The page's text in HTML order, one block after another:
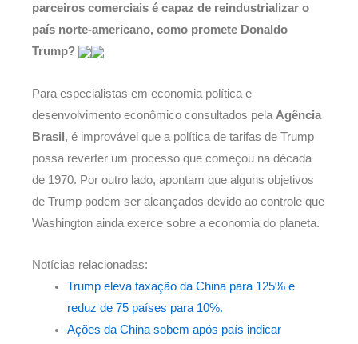
parceiros comerciais é capaz de reindustrializar o
país norte-americano, como promete Donaldo
Trump?
Para especialistas em economia política e
desenvolvimento econômico consultados pela Agência
Brasil, é improvável que a política de tarifas de Trump
possa reverter um processo que começou na década
de 1970. Por outro lado, apontam que alguns objetivos
de Trump podem ser alcançados devido ao controle que
Washington ainda exerce sobre a economia do planeta.
Notícias relacionadas:
Trump eleva taxação da China para 125% e
reduz de 75 países para 10%.
Ações da China sobem após país indicar